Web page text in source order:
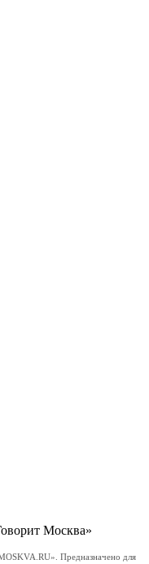
Москва»
Предназначено для